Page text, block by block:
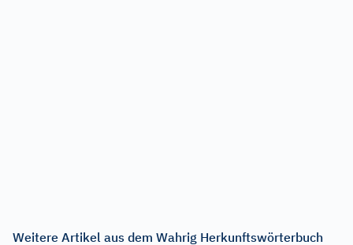
Weitere Artikel aus dem Wahrig Herkunftswörterbuch